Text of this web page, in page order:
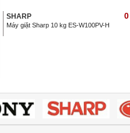
SHARP 0
Máy giặt Sharp 10 kg ES-W100PV-H